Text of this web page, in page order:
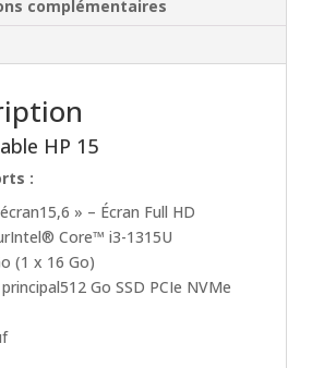
complémentaires
HP 15
:
» – Écran Full HD
Core™ i3-1315U
(1 x 16 Go)
Go SSD PCIe NVMe